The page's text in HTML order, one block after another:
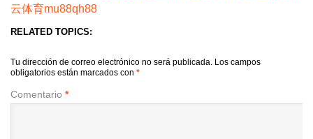
云体育mu88qh88
RELATED TOPICS:
Tu dirección de correo electrónico no será publicada. Los campos
obligatorios están marcados con *
Comentario *